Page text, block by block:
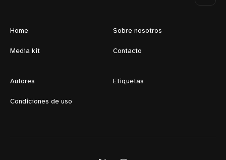
Home Sobre nosotros
Media kit Contacto
Autores Etiquetas
Condiciones de uso